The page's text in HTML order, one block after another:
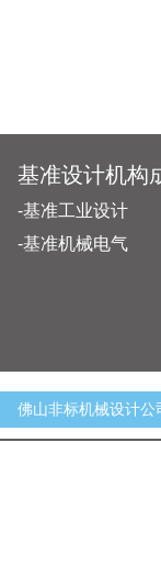
基准设计机构
-基准工业设计
-基准机械电气
佛山非标机械设计